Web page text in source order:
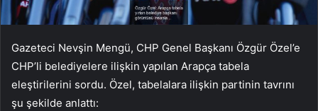
Gazeteci Nevşin Mengü, CHP Genel Başkanı Özgür Özel’e
CHP’li belediyelere ilişkin yapılan Arapça tabela
eleştirilerini sordu. Özel, tabelalara ilişkin partinin tavrını
şu şekilde anlattı: